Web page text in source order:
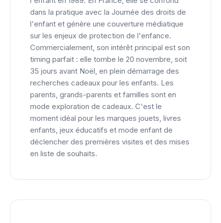
dans la pratique avec la Journée des droits de
l'enfant et génère une couverture médiatique
sur les enjeux de protection de l'enfance.
Commercialement, son intérêt principal est son
timing parfait : elle tombe le 20 novembre, soit
35 jours avant Noël, en plein démarrage des
recherches cadeaux pour les enfants. Les
parents, grands-parents et familles sont en
mode exploration de cadeaux. C'est le
moment idéal pour les marques jouets, livres
enfants, jeux éducatifs et mode enfant de
déclencher des premières visites et des mises
en liste de souhaits.